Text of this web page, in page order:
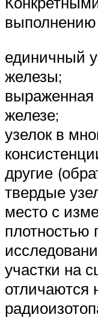
единичный
железы;
выраженная
железе;
узелок в
другие
твердые
место с
плотностью
участки на
отличаются